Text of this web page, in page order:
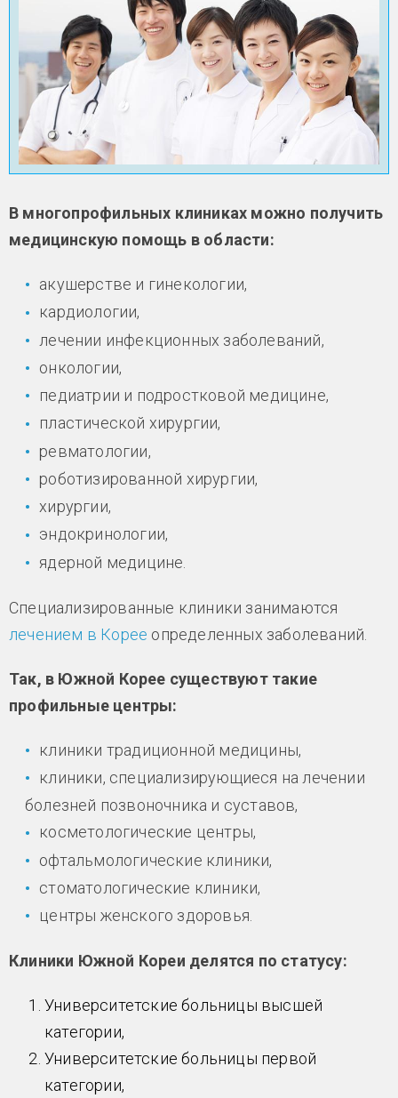
В многопрофильных клиниках можно получить
медицинскую помощь в области:
акушерстве и гинекологии,
кардиологии,
лечении инфекционных заболеваний,
онкологии,
педиатрии и подростковой медицине,
пластической хирургии,
ревматологии,
роботизированной хирургии,
хирургии,
эндокринологии,
ядерной медицине.
Специализированные клиники занимаются
лечением в Корее определенных заболеваний.
Так, в Южной Корее существуют такие
профильные центры:
клиники традиционной медицины,
клиники, специализирующиеся на лечении
болезней позвоночника и суставов,
косметологические центры,
офтальмологические клиники,
стоматологические клиники,
центры женского здоровья.
Клиники Южной Кореи делятся по статусу:
Университетские больницы высшей
категории,
Университетские больницы первой
категории,